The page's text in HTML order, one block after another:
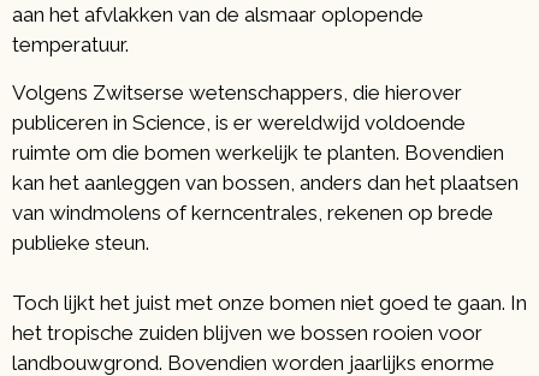
aan het afvlakken van de alsmaar oplopende
temperatuur.
Volgens Zwitserse wetenschappers, die hierover
publiceren in Science, is er wereldwijd voldoende
ruimte om die bomen werkelijk te planten. Bovendien
kan het aanleggen van bossen, anders dan het plaatsen
van windmolens of kerncentrales, rekenen op brede
publieke steun.
Toch lijkt het juist met onze bomen niet goed te gaan. In
het tropische zuiden blijven we bossen rooien voor
landbouwgrond. Bovendien worden jaarlijks enorme